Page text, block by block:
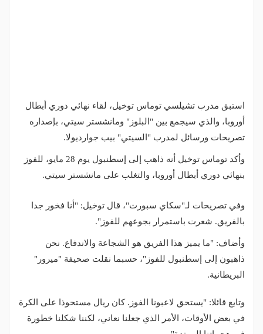
استبق مدرب تشيلسي توماس توخيل، لقاء نهائي دوري أبطال
أوروبا، والذي سيجمع بين "البلوز" ومانشستر سيتي، بإصداره
تصريحات ورسائل لمدرب "السيتي" بيب جوارديولا.
وأكد توماس توخيل أنه ذاهب إلى إسطنبول يوم 28 مايو، للفوز
بنهائي دوري أبطال أوروبا، والتغلب على مانشستر سيتي.
وفي تصريحات لـ"سكاي سبورت"، قال توخيل: "أنا فخور جدا
بالفريق. شعرت باستمرار بجوعهم للفوز".
وأضاف: "ما يميز هذا الفريق هو الشجاعة والاندفاع. نحن
ذاهبون إلى إسطنبول للفوز"، حسبما نقلت صحيفة "ميرور"
البريطانية.
وتابع قائلا: "يستحق لاعبونا الفوز. كان ريال مستحوذا على الكرة
في بعض الأوقات، الأمر الذي جعلنا نعاني، لكننا شكلنا خطورة